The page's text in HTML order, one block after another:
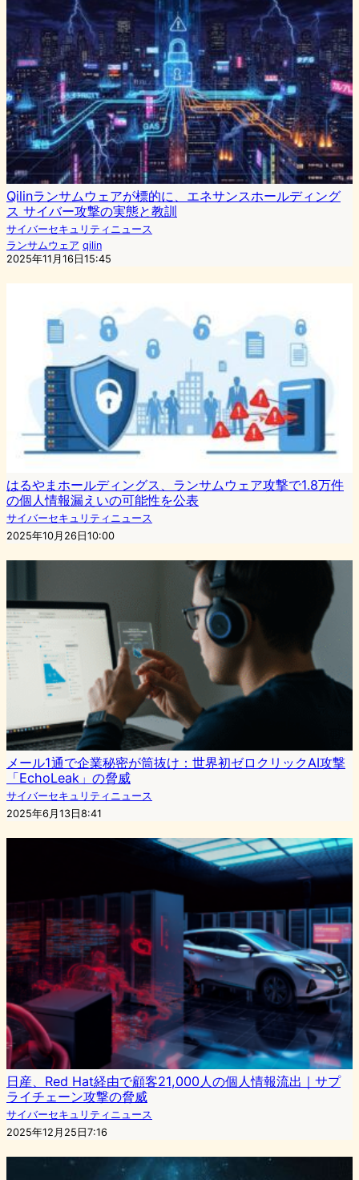
Qilinランサムウェアが標的に、エネサンスホールディング
ス サイバー攻撃の実態と教訓
サイバーセキュリティニュース
ランサムウェア qilin
2025年11月16日15:45
はるやまホールディングス、ランサムウェア攻撃で1.8万件
の個人情報漏えいの可能性を公表
サイバーセキュリティニュース
2025年10月26日10:00
メール1通で企業秘密が筒抜け：世界初ゼロクリックAI攻撃
「EchoLeak」の脅威
サイバーセキュリティニュース
2025年6月13日8:41
日産、Red Hat経由で顧客21,000人の個人情報流出｜サプ
ライチェーン攻撃の脅威
サイバーセキュリティニュース
2025年12月25日7:16